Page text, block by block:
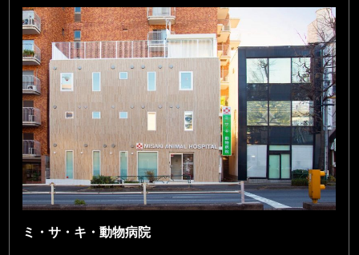
ミ・サ・キ・動物病院